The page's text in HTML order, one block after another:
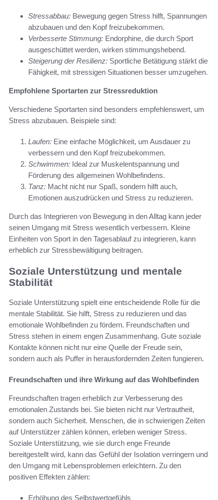
Stressabbau: Bewegung gegen Stress hilft, Spannungen
abzubauen und den Kopf freizubekommen.
Verbesserte Stimmung: Endorphine, die durch Sport
ausgeschüttet werden, wirken stimmungshebend.
Steigerung der Resilienz: Sportliche Betätigung stärkt die
Fähigkeit, mit stressigen Situationen besser umzugehen.
Empfohlene Sportarten zur Stressreduktion
Verschiedene Sportarten sind besonders empfehlenswert, um
Stress abzubauen. Beispiele sind:
Laufen: Eine einfache Möglichkeit, um Ausdauer zu
verbessern und den Kopf freizubekommen.
Schwimmen: Ideal zur Muskelentspannung und
Förderung des allgemeinen Wohlbefindens.
Tanz: Macht nicht nur Spaß, sondern hilft auch,
Emotionen auszudrücken und Stress zu reduzieren.
Durch das Integrieren von Bewegung in den Alltag kann jeder
seinen Umgang mit Stress wesentlich verbessern. Kleine
Einheiten von Sport in den Tagesablauf zu integrieren, kann
erheblich zur Stressbewältigung beitragen.
Soziale Unterstützung und mentale
Stabilität
Soziale Unterstützung spielt eine entscheidende Rolle für die
mentale Stabilität. Sie hilft, Stress zu reduzieren und das
emotionale Wohlbefinden zu fördern. Freundschaften und
Stress stehen in einem engen Zusammenhang. Gute soziale
Kontakte können nicht nur eine Quelle der Freude sein,
sondern auch als Puffer in herausfordernden Zeiten fungieren.
Freundschaften und ihre Wirkung auf das Wohlbefinden
Freundschaften tragen erheblich zur Verbesserung des
emotionalen Zustands bei. Sie bieten nicht nur Vertrautheit,
sondern auch Sicherheit. Menschen, die in schwierigen Zeiten
auf Unterstützer zählen können, erleben weniger Stress.
Soziale Unterstützung, wie sie durch enge Freunde
bereitgestellt wird, kann das Gefühl der Isolation verringern und
den Umgang mit Lebensproblemen erleichtern. Zu den
positiven Effekten zählen:
Erhöhung des Selbstwertgefühls